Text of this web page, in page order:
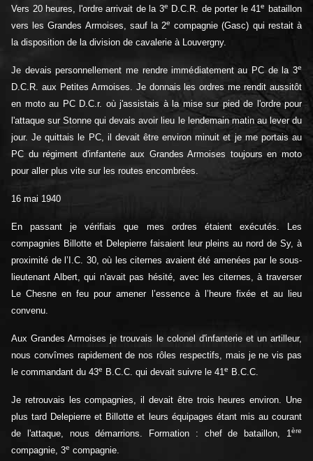
Vers 20 heures, l'ordre arrivait de la 3e D.C.R. de porter le 41e
bataillon
vers les Grandes Armoises, sauf la 2e compagnie (Gasc) qui restait à
la disposition de la division de cavalerie à Louvergny.
Je devais personnellement me rendre immédiatement au PC de la 3e
D.C.R. aux Petites Armoises. Je donnais les ordres me rendit aussitôt
en moto au PC D.C.r. où j'assistais à la mise sur pied de l'ordre pour
l'attaque sur Stonne qui devais avoir lieu le lendemain matin au lever du
jour. Je quittais le PC, il devait être environ minuit et je me portais au
PC du régiment d'infanterie aux Grandes Armoises toujours en moto
pour aller plus vite sur les routes encombrées.
16 mai 1940
En passant je vérifiais que mes ordres étaient exécutés. Les
compagnies Billotte et Delepierre faisaient leur pleins au nord de Sy, à
proximité de l’I.C. 30, où les citernes avaient été amenées par le sous-
lieutenant Albert, qui n'avait pas hésité, avec les citernes, à traverser
Le Chesne en feu pour amener l’essence à l’heure fixée et au lieu
convenu.
Aux Grandes Armoises je trouvais le colonel d'infanterie et un artilleur,
nous convîmes rapidement de nos rôles respectifs, mais je ne vis pas
le commandant du 43e B.C.C. qui devait suivre le 41e B.C.C.
Je retrouvais les compagnies, il devait être trois heures environ. Une
plus tard Delepierre et Billotte et leurs équipages étant mis au courant
de l'attaque, nous démarrions. Formation : chef de bataillon, 1ère
compagnie, 3e compagnie.